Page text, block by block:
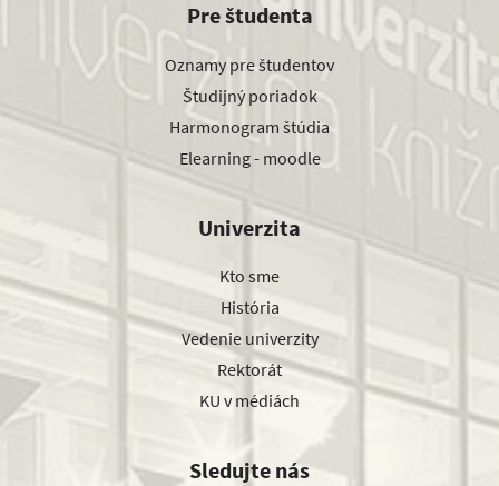
Pre študenta
Oznamy pre študentov
Študijný poriadok
Harmonogram štúdia
Elearning - moodle
Univerzita
Kto sme
História
Vedenie univerzity
Rektorát
KU v médiách
Sledujte nás